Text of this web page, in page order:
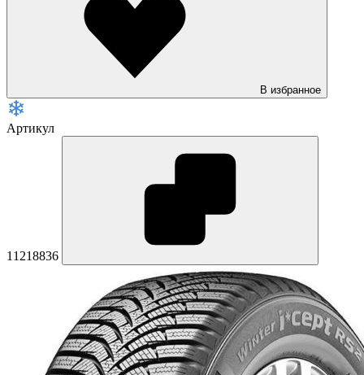
В избранное
Артикул
11218836